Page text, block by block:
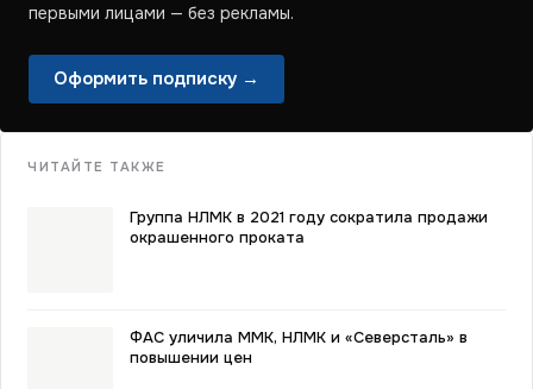
первыми лицами — без рекламы.
Оформить подписку →
ЧИТАЙТЕ ТАКЖЕ
Группа НЛМК в 2021 году сократила продажи
окрашенного проката
ФАС уличила ММК, НЛМК и «Северсталь» в
повышении цен